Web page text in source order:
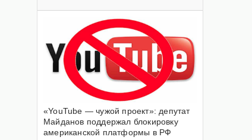
«YouTube — чужой проект»: депутат
Майданов поддержал блокировку
американской платформы в РФ